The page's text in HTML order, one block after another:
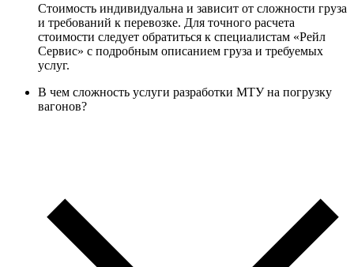
Стоимость индивидуальна и зависит от сложности груза
и требований к перевозке. Для точного расчета
стоимости следует обратиться к специалистам «Рейл
Сервис» с подробным описанием груза и требуемых
услуг.
В чем сложность услуги разработки МТУ на погрузку
вагонов?